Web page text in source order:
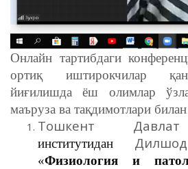
Онлайн тартибдаги
ортиқ иштирокчилар
йиғилишда ёш олимлар
маъруза ва тақдимотлари
Тошкент
институтидан
«Физиология и